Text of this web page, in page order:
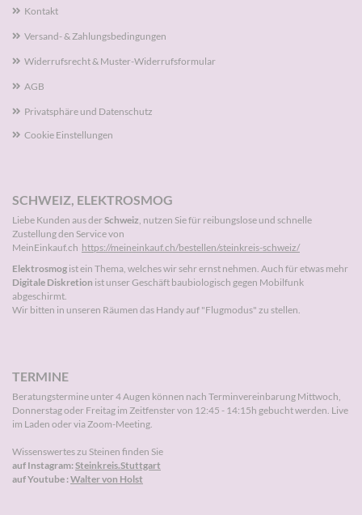
Kontakt
Versand- & Zahlungsbedingungen
Widerrufsrecht & Muster-Widerrufsformular
AGB
Privatsphäre und Datenschutz
Cookie Einstellungen
SCHWEIZ, ELEKTROSMOG
Liebe Kunden aus derSchweiz, nutzen Sie für reibungslose und schnelle
Zustellung den Service von
MeinEinkauf.ch https://meineinkauf.ch/bestellen/steinkreis-schweiz/
Elektrosmog ist ein Thema, welches wir sehr ernst nehmen. Auch für etwas mehr
Digitale Diskretion ist unser Geschäft baubiologisch gegen Mobilfunk
abgeschirmt.
Wir bitten in unseren Räumen das Handy auf "Flugmodus" zu stellen.
TERMINE
Beratungstermine unter 4 Augen können nach Terminvereinbarung Mittwoch,
Donnerstag oder Freitag im Zeitfenster von 12:45 - 14:15h gebucht werden. Live
im Laden oder via Zoom-Meeting.
Wissenswertes zu Steinen finden Sie
auf Instagram:Steinkreis.Stuttgart
auf Youtube :Walter von Holst